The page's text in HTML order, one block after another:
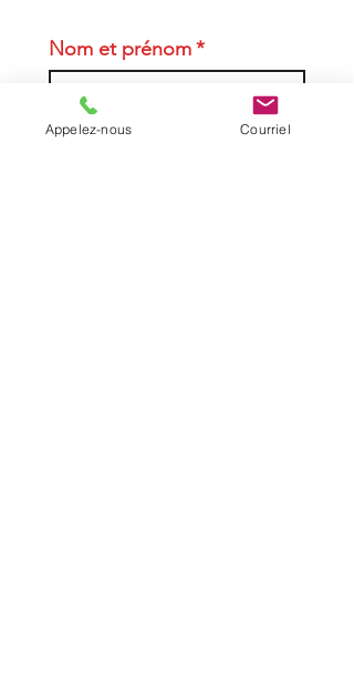
Nom et prénom*
Courriel *
Appelez-nous Courriel